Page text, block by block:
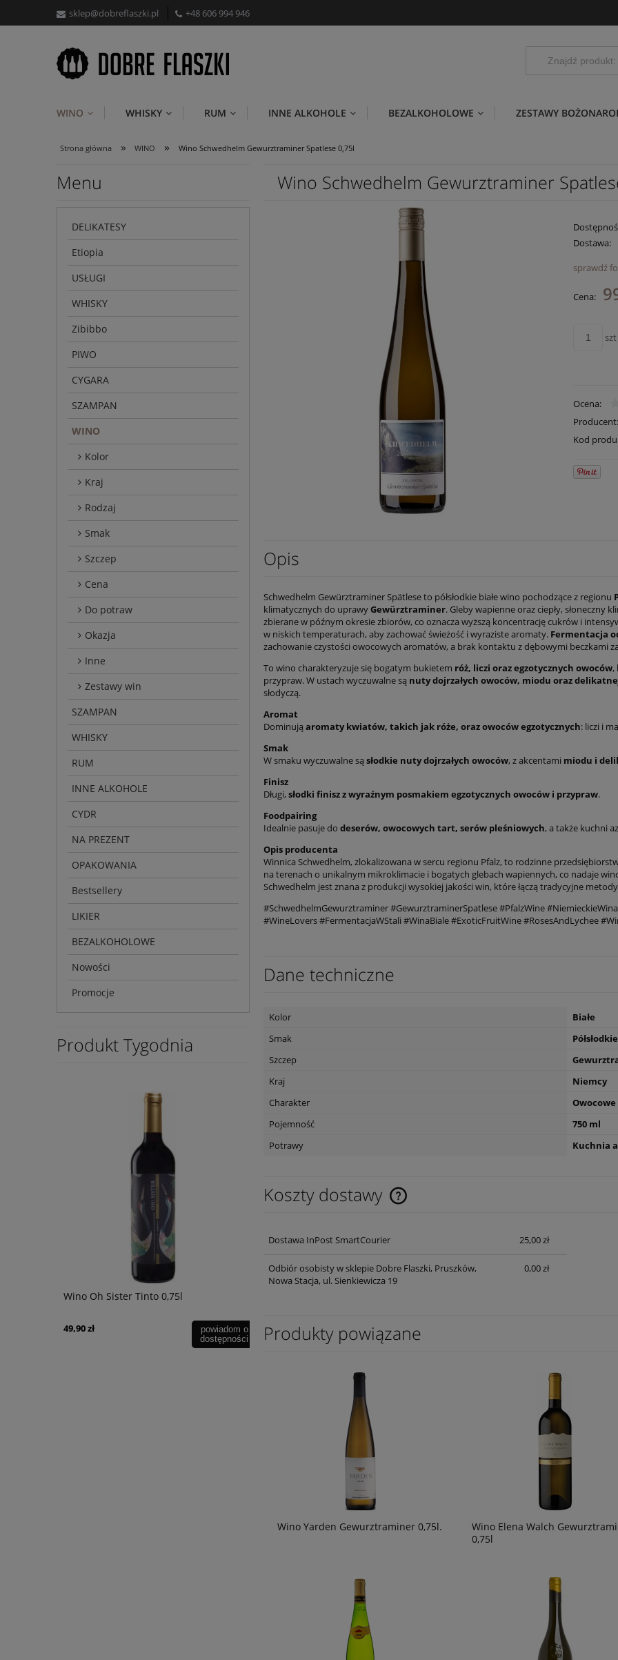
sklep@dobreflaszki.pl +48 606 994 946
WINO WHISKY RUM INNE ALKOHOLE BEZALKOHOLOWE ZESTAWY
Strona główna » WINO » Wino Schwedhelm Gewurztraminer Spatlese 0,75l
Menu
DELIKATESY
Etiopia
USŁUGI
WHISKY
Zibibbo
PIWO
CYGARA
SZAMPAN
WINO
Kolor
Kraj
Rodzaj
Smak
Szczep
Cena
Do potraw
Okazja
Inne
Zestawy win
SZAMPAN
WHISKY
RUM
INNE ALKOHOLE
CYDR
NA PREZENT
OPAKOWANIA
Bestsellery
LIKIER
BEZALKOHOLOWE
Nowości
Promocje
Produkt Tygodnia
Wino Oh Sister Blanco 0,75l
39,90 zł 59,90 zł
powiadom o
dostępności
Wino Schwedhelm Gewurztraminer
Dostawa:
sprawdź
Cena:
szt
Ocena:
Producent:
Kod
Opis
Schwedhelm Gewürztraminer Spätlese to półsłodkie białe wino pochodzące z regionu
klimatycznych do uprawyGewürztraminer. Gleby wapienne oraz ciepły, słoneczny
zbierane w późnym okresie zbiorów, co oznacza wyższą koncentrację cukrów i
w niskich temperaturach, aby zachować świeżość i wyraziste aromaty. Fermentacja
zachowanie czystości owocowych aromatów, a brak kontaktu z dębowymi beczkami
To wino charakteryzuje się bogatym bukietem róż, liczi oraz egzotycznych owoców,
przypraw. W ustach wyczuwalne są nuty dojrzałych owoców, miodu oraz
słodyczą.
Aromat
Dominują aromaty kwiatów, takich jak róże, oraz owoców egzotycznych: liczi i
Smak
W smaku wyczuwalne są słodkie nuty dojrzałych owoców, z akcentami miodu i
Finisz
Długi, słodki finisz z wyraźnym posmakiem egzotycznych owoców i przypraw.
Foodpairing
Idealnie pasuje do deserów, owocowych tart, serów pleśniowych, a także kuchni
Opis producenta
Winnica Schwedhelm, zlokalizowana w sercu regionu Pfalz, to rodzinne
na terenach o unikalnym mikroklimacie i bogatych glebach wapiennych, co nadaje
Schwedhelm jest znana z produkcji wysokiej jakości win, które łączą tradycyjne
#SchwedhelmGewurztraminer #GewurztraminerSpatlese #PfalzWine
#WineLovers #FermentacjaWStali #WinaBiale #ExoticFruitWine #RosesAndLychee
Dane techniczne
Kolor
Białe
Smak
Półsłodkie
Szczep
Kraj
Niemcy
Charakter
Owocowe
Pojemność
750 ml
Potrawy
Kuchnia
Koszty dostawy
Dostawa InPost SmartCourier 25,00 zł
Odbiór osobisty w sklepie Dobre Flaszki, Pruszków,
Nowa Stacja, ul. Sienkiewicza 19
0,00 zł
Produkty powiązane
Wino Yarden Gewurztraminer 0,75l.
Wino Elena Walch
0,75l